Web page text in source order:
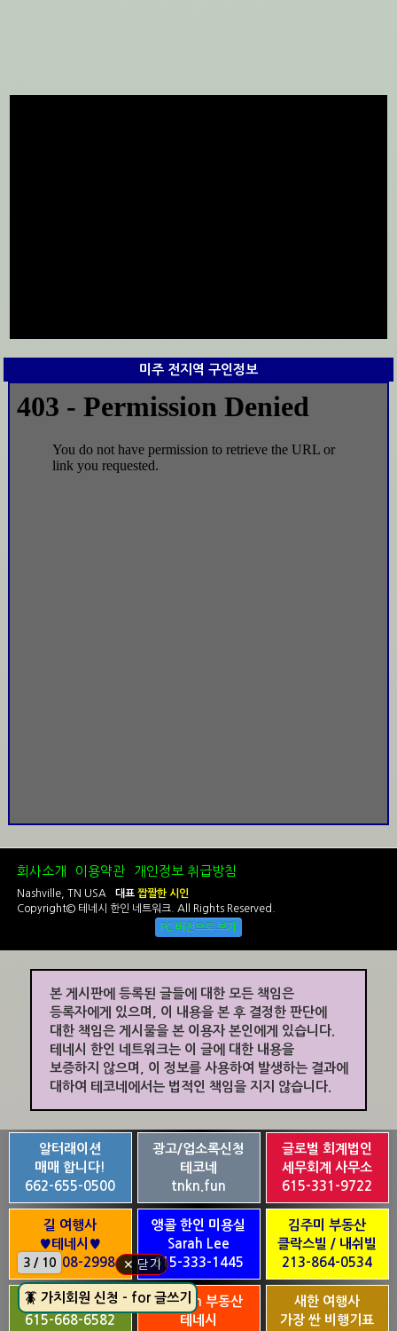
미주 전지역 구인정보
회사소개 이용약관 개인정보 취급방침
Nashville, TN USA 대표 짭짤한 시인
Copyright© 테네시 한인 네트워크. All Rights Reserved.
PC 버전으로 보기
본 게시판에 등록된 글들에 대한 모든 책임은
등록자에게 있으며, 이 내용을 본 후 결정한 판단에
대한 책임은 게시물을 본 이용자 본인에게 있습니다.
테네시 한인 네트워크는 이 글에 대한 내용을
보증하지 않으며, 이 정보를 사용하여 발생하는 결과에
대하여 테코네에서는 법적인 책임을 지지 않습니다.
알터래이션
매매 합니다!
662-655-0500
광고/업소록신청
테코네
tnkn.fun
글로벌 회계법인
세무회계 사무소
615-331-9722
길 여행사
♥테네시♥
931-208-2998
앵콜 한인 미용실
Sarah Lee
615-333-1445
김주미 부동산
클락스빌 / 내쉬빌
213-864-0534
노제인 부동산
615-668-6582
Jay Kim 부동산
테네시
새한 여행사
가장 싼 비행기표
🪳 가치회원 신청 - for 글쓰기
3 / 10 ✕ 닫기